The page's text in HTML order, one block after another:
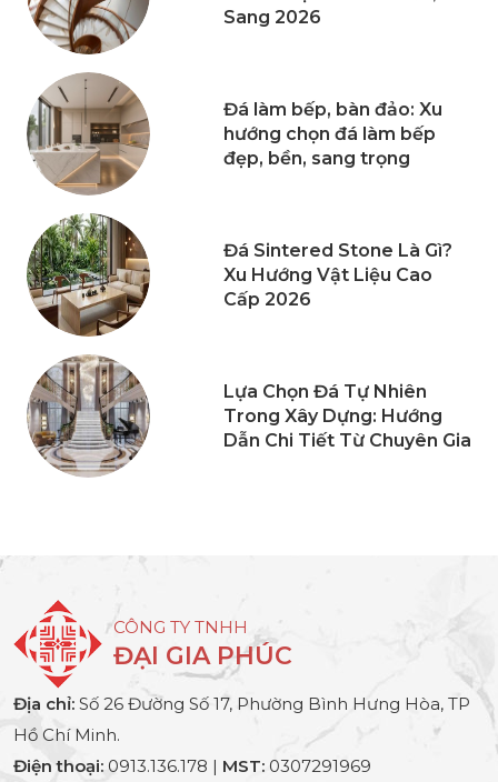
Sang 2026
Đá làm bếp, bàn đảo: Xu
hướng chọn đá làm bếp
đẹp, bền, sang trọng
Đá Sintered Stone Là Gì?
Xu Hướng Vật Liệu Cao
Cấp 2026
Lựa Chọn Đá Tự Nhiên
Trong Xây Dựng: Hướng
Dẫn Chi Tiết Từ Chuyên Gia
CÔNG TY TNHH
ĐẠI GIA PHÚC
Địa chỉ: Số 26 Đường Số 17, Phường Bình Hưng Hòa, TP
Hồ Chí Minh.
Điện thoại: 0913.136.178 | MST: 0307291969